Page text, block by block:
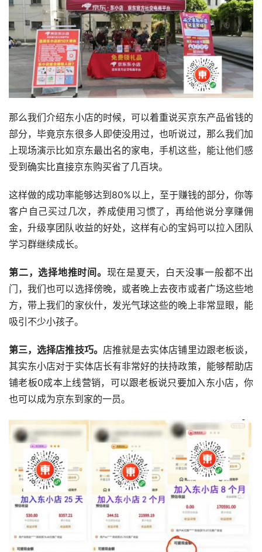
那么我们介绍东小店的时候，可以着重说买京东产品省钱的
部分，毕竟京东很多人即使没用过，也听说过，那么我们加
上现场演示比如京东最出名的家电，手机这些，能让他们感
受到确实比直接京东购买省了几百块。
这样做的成功率能够达到80%以上，至于赚钱的部分，你等
客户自己买过几次，养成使用习惯了，再给他说分享赚佣
金，升级享团队收益的好处，这样有心的宝妈可以拉入团队
学习群继续成长。
第二，选择地推时间。 现在是夏天，白天没事一般都不出
门，我们也可以选择傍晚，或者晚上去夜市或者广场这些地
方，带上我们的家伙什，发光气球这些的晚上非常显眼，能
吸引不少小孩子。
第三，选择店推技巧。 店推就是去实体店铺里边跟老板谈，
其实东小店对于实体店长有非常好的扶持政策，能够帮助店
铺老板0成本上线营销，可以跟老板说只要加入东小店，你
也可以成为京东到家的一员。